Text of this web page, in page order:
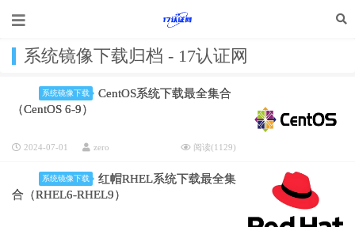
系统镜像下载归档 - 17认证网
系统镜像下载
CentOS系统下载最全集合
（CentOS 6-9）
2024-07-01 zero 阅读(1129)
系统镜像下载
红帽RHEL系统下载最全集
合（RHEL6-RHEL9）